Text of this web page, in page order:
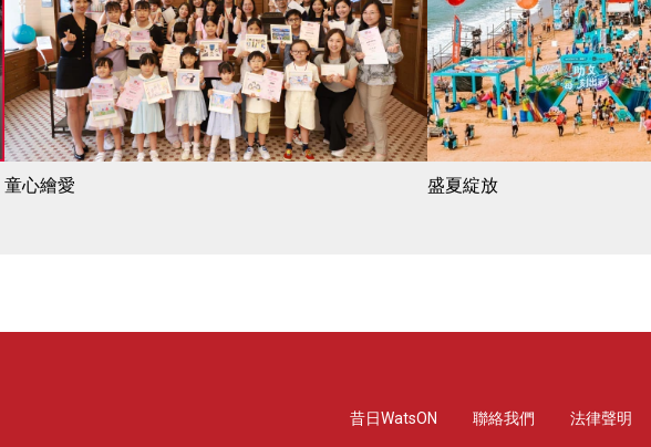
童心繪愛 盛夏綻放
昔日WatsON 聯絡我們 法律聲明